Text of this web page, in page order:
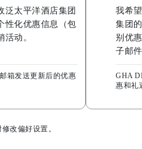
泛太平洋酒店集团
性化优惠信息（包
动。
箱发送更新后的优惠
我希
集团
别优
子邮
GHA
惠和礼
改偏好设置。